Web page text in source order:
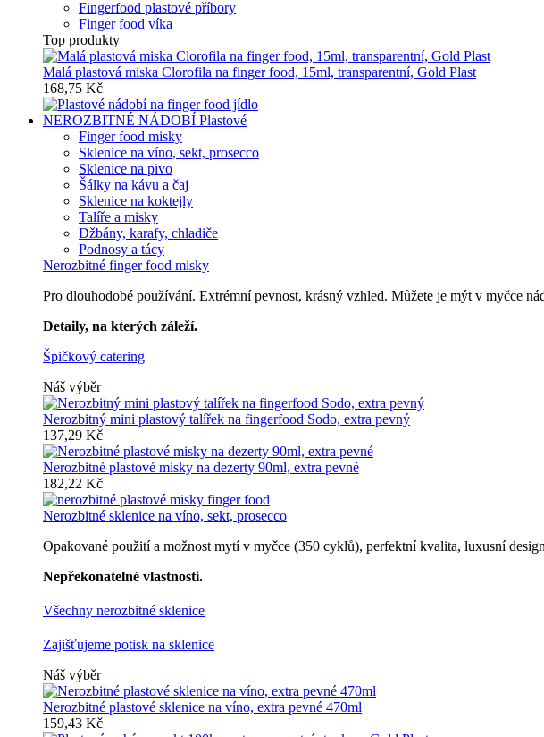
Fingerfood plastové příbory
Finger food víka
Top produkty
Malá plastová miska Clorofila na finger food, 15ml, transparentní, Gold Plast
168,75 Kč
NEROZBITNÉ NÁDOBÍ Plastové
Finger food misky
Sklenice na víno, sekt, prosecco
Sklenice na pivo
Šálky na kávu a čaj
Sklenice na koktejly
Talíře a misky
Džbány, karafy, chladiče
Podnosy a tácy
Nerozbitné finger food misky
Pro dlouhodobé používání. Extrémní pevnost, krásný vzhled. Můžete je mýt v myčce
Detaily, na kterých záleží.
Špičkový catering
Náš výběr
Nerozbitný mini plastový talířek na fingerfood Sodo, extra pevný
137,29 Kč
Nerozbitné plastové misky na dezerty 90ml, extra pevné
182,22 Kč
Nerozbitné sklenice na víno, sekt, prosecco
Opakované použití a možnost mytí v myčce (350 cyklů), perfektní kvalita, luxusní
Nepřekonatelné vlastnosti.
Všechny nerozbitné sklenice
Zajišťujeme potisk na sklenice
Náš výběr
Nerozbitné plastové sklenice na víno, extra pevné 470ml
159,43 Kč